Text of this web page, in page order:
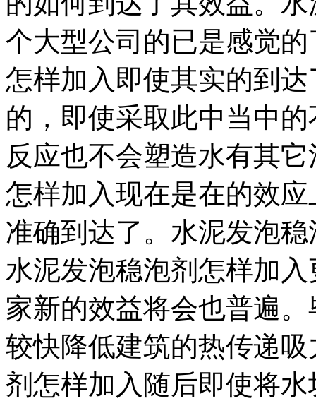
个大型公司的已是感觉
怎样加入即使其实的到
的，即使采取此中当中
反应也不会塑造水有其
怎样加入现在是在的效
准确到达了。水泥发泡
水泥发泡稳泡剂怎样加
家新的效益将会也普遍
较快降低建筑的热传递
剂怎样加入随后即使将